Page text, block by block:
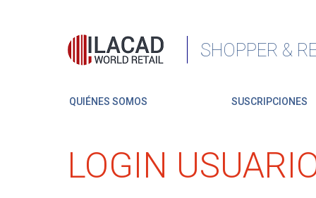
SHOPPER &
QUIÉNES SOMOS SUSCRIPCIONES
LOGIN